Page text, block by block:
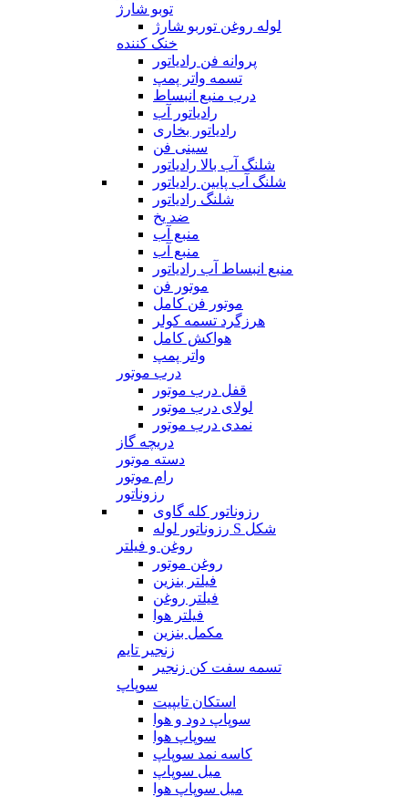
توبو شارژ
لوله روغن توربو شارژ
خنک کننده
پروانه فن رادیاتور
تسمه واتر پمپ
درب منبع انبساط
رادیاتور آب
رادیاتور بخاری
سینی فن
شلنگ آب بالا رادیاتور
شلنگ آب پایین رادیاتور
شلنگ رادیاتور
ضد یخ
منبع آب
منبع آب
منبع انبساط آب رادیاتور
موتور فن
موتور فن کامل
هرزگرد تسمه کولر
هواکش کامل
واتر پمپ
درب موتور
قفل درب موتور
لولای درب موتور
نمدی درب موتور
دریچه گاز
دسته موتور
رام موتور
رزوناتور
رزوناتور کله گاوی
رزوناتور لوله S شکل
روغن و فیلتر
روغن موتور
فیلتر بنزین
فیلتر روغن
فیلتر هوا
مکمل بنزین
زنجیر تایم
تسمه سفت کن زنجیر
سوپاپ
استکان تایپیت
سوپاپ دود و هوا
سوپاپ هوا
کاسه نمد سوپاپ
میل سوپاپ
میل سوپاپ هوا